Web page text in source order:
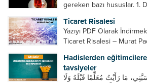
gereken bazı hususlar. 1.
önce, bir hafta önce veya
Ticaret Risalesi
Yazıyı PDF Olarak İndirmek
Ticaret Risalesi – Murat
ticaret yapmaktır.
yapmıştır. Hz. Hatice...
Hadislerden
tavsiyeler
مَا رَأَيْتُ مُعَلِّمًا قَبْلَهُ وَلَا